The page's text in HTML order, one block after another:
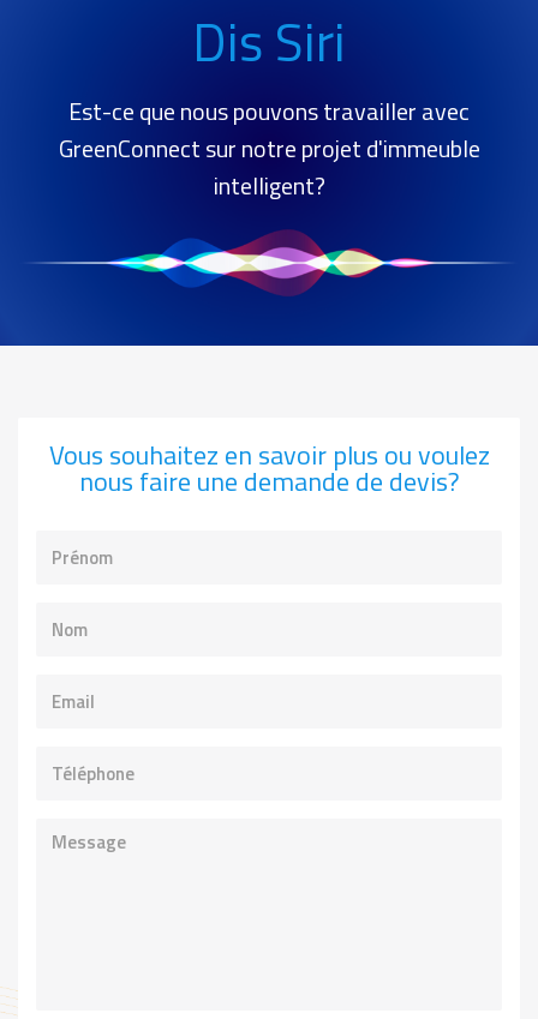
Dis Siri
Est-ce que nous pouvons travailler avec
GreenConnect sur notre projet d'immeuble
intelligent?
Vous souhaitez en savoir plus ou voulez
nous faire une demande de devis?